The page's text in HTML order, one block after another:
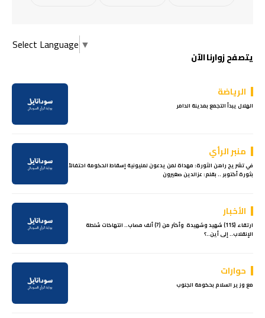
Select Language ▼
يتصفح زوارنا الآن
الرياضة
الهلال يبدأ التجمع بمدينة الدامر
منبر الرأي
في تشريح راهن الثورة: مهداة لمن يدعون لمليونية إسقاط الحكومة احتفالاً
بثورة أكتوبر .. بقلم: عزالدين صغيرون
الأخبار
ارتقاء (115) شهيد وشهيدة وأكثر من (7) ألف مصاب.. انتهاكات سُلطة
الإنقلاب.. إلى أين..؟
حوارات
مع وزير السلام بحكومة الجنوب